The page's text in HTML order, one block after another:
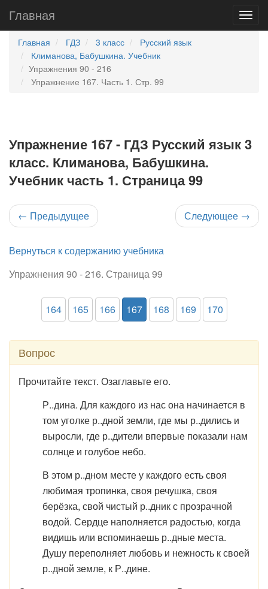
Главная
Главная ГДЗ 3 класс
Русский язык
Климанова, Бабушкина. Учебник
Упражнения 90 - 216
Упражнение 167. Часть 1. Стр. 99
Упражнение 167 - ГДЗ Русский язык 3
класс. Климанова, Бабушкина.
Учебник часть 1. Страница 99
← Предыдущее Следующее →
Вернуться к содержанию учебника
Упражнения 90 - 216. Страница 99
164 165 166 167 168 169 170
Вопрос
Прочитайте текст. Озаглавьте его.
Р..дина. Для каждого из нас она начинается в
том уголке р..дной земли, где мы р..дились и
выросли, где р..дители впервые показали нам
солнце и голубое небо.
В этом р..дном месте у каждого есть своя
любимая тропинка, своя речушка, своя
берёзка, свой чистый р..дник с прозрачной
водой. Сердце наполняется радостью, когда
видишь или вспоминаешь р..дные места.
Душу переполняет любовь и нежность к своей
р..дной земле, к Р..дине.